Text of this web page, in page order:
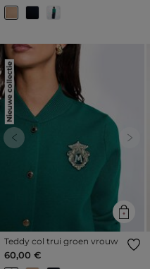
Nieuwe collectie
Previous Next
Teddy col trui groen vrouw
60,00 €